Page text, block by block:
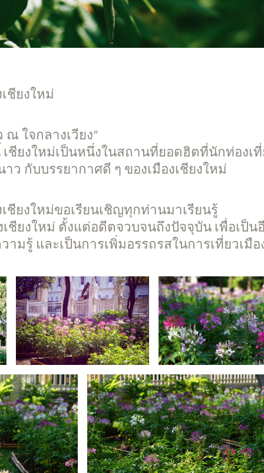
ชียงใหม่
ใจกลางเวียง”
ชียงใหม่เป็นหนึ่งในสถานที่ยอดฮิตที่นักท่องเที่
กับบรรยากาศดี ๆ ของเมืองเชียงใหม่
ชียงใหม่ขอเรียนเชิญทุกท่านมาเรียนรู้
ชียงใหม่ ตั้งแต่อดีตจวบจนถึงปัจจุบัน เพื่อเป็น
ามรู้ และเป็นการเพิ่มอรรถรสในการเที่ยวเมือ